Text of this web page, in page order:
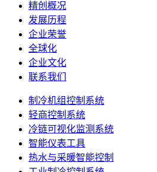
精创概况
发展历程
企业荣誉
全球化
企业文化
联系我们
制冷机组控制系统
轻商控制系统
冷链可视化监测系统
智能仪表工具
热水与采暖智能控制